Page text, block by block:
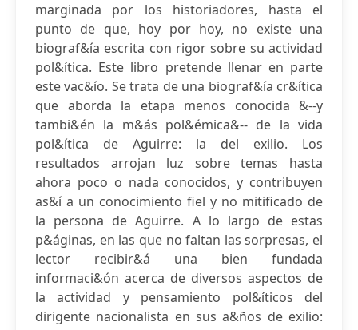
marginada por los historiadores, hasta el
punto de que, hoy por hoy, no existe una
biograf&ía escrita con rigor sobre su actividad
pol&ítica. Este libro pretende llenar en parte
este vac&ío. Se trata de una biograf&ía cr&ítica
que aborda la etapa menos conocida &--y
tambi&én la m&ás pol&émica&-- de la vida
pol&ítica de Aguirre: la del exilio. Los
resultados arrojan luz sobre temas hasta
ahora poco o nada conocidos, y contribuyen
as&í a un conocimiento fiel y no mitificado de
la persona de Aguirre. A lo largo de estas
p&áginas, en las que no faltan las sorpresas, el
lector recibir&á una bien fundada
informaci&ón acerca de diversos aspectos de
la actividad y pensamiento pol&íticos del
dirigente nacionalista en sus a&ños de exilio: